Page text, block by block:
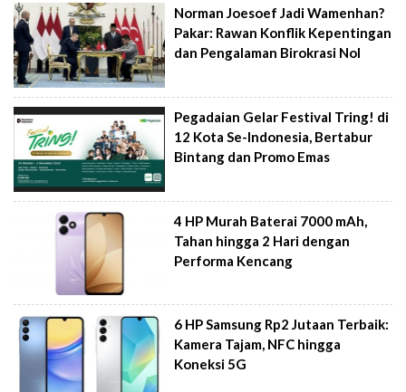
Norman Joesoef Jadi Wamenhan?
Pakar: Rawan Konflik Kepentingan
dan Pengalaman Birokrasi Nol
Pegadaian Gelar Festival Tring! di
12 Kota Se-Indonesia, Bertabur
Bintang dan Promo Emas
4 HP Murah Baterai 7000 mAh,
Tahan hingga 2 Hari dengan
Performa Kencang
6 HP Samsung Rp2 Jutaan Terbaik:
Kamera Tajam, NFC hingga
Koneksi 5G